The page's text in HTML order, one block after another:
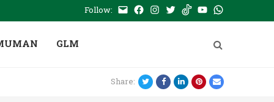
Follow: E- Facebook
Instagram
TwitterTiktokYoutubeWhatsApp
GLM
Share: TwitterFacebookLinkedIn
Pinterest
Email